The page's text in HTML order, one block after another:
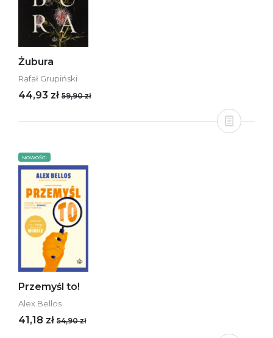
Żubura
Rafał Grupiński
44,93 zł 59,90 zł
NOWOŚCI
Przemyśl to!
Alex Bellos
41,18 zł 54,90 zł